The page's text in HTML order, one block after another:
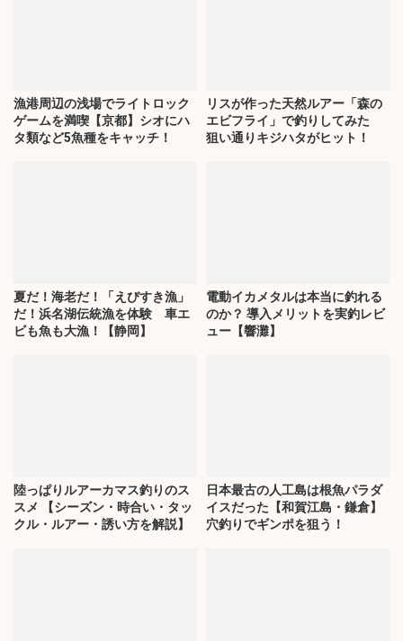
漁港周辺の浅場でライトロック
ゲームを満喫【京都】シオにハ
タ類など5魚種をキャッチ！
リスが作った天然ルアー「森の
エビフライ」で釣りしてみた
狙い通りキジハタがヒット！
夏だ！海老だ！「えびすき漁」
だ！浜名湖伝統漁を体験 車エ
ビも魚も大漁！【静岡】
電動イカメタルは本当に釣れる
のか？ 導入メリットを実釣レビ
ュー【響灘】
陸っぱりルアーカマス釣りのス
スメ 【シーズン・時合い・タッ
クル・ルアー・誘い方を解説】
日本最古の人工島は根魚パラダ
イスだった【和賀江島・鎌倉】
穴釣りでギンポを狙う！